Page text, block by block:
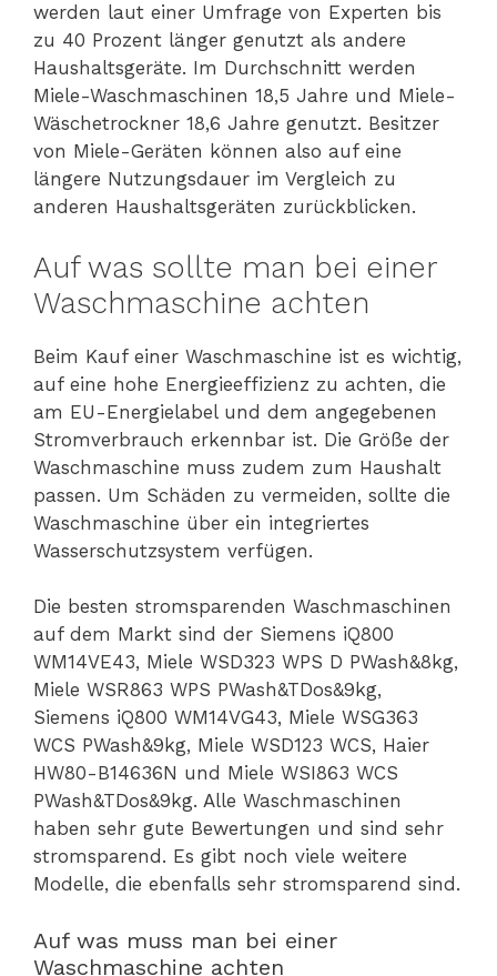
werden laut einer Umfrage von Experten bis
zu 40 Prozent länger genutzt als andere
Haushaltsgeräte. Im Durchschnitt werden
Miele-Waschmaschinen 18,5 Jahre und Miele-
Wäschetrockner 18,6 Jahre genutzt. Besitzer
von Miele-Geräten können also auf eine
längere Nutzungsdauer im Vergleich zu
anderen Haushaltsgeräten zurückblicken.
Auf was sollte man bei einer
Waschmaschine achten
Beim Kauf einer Waschmaschine ist es wichtig,
auf eine hohe Energieeffizienz zu achten, die
am EU-Energielabel und dem angegebenen
Stromverbrauch erkennbar ist. Die Größe der
Waschmaschine muss zudem zum Haushalt
passen. Um Schäden zu vermeiden, sollte die
Waschmaschine über ein integriertes
Wasserschutzsystem verfügen.
Die besten stromsparenden Waschmaschinen
auf dem Markt sind der Siemens iQ800
WM14VE43, Miele WSD323 WPS D PWash&8kg,
Miele WSR863 WPS PWash&TDos&9kg,
Siemens iQ800 WM14VG43, Miele WSG363
WCS PWash&9kg, Miele WSD123 WCS, Haier
HW80-B14636N und Miele WSI863 WCS
PWash&TDos&9kg. Alle Waschmaschinen
haben sehr gute Bewertungen und sind sehr
stromsparend. Es gibt noch viele weitere
Modelle, die ebenfalls sehr stromsparend sind.
Auf was muss man bei einer
Waschmaschine achten